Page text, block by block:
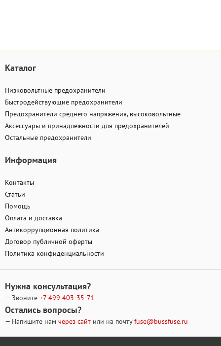
Каталог
Низковольтные предохранители
Быстродействующие предохранители
Предохранители среднего напряжения, высоковольтные
Аксессуары и принадлежности для предохранителей
Остальные предохранители
Информация
Контакты
Статьи
Помощь
Оплата и доставка
Антикоррупционная политика
Договор публичной оферты
Политика конфиденциальности
Нужна консультация?
— Звоните +7 499 403-35-71
Остались вопросы?
— Напишите нам через сайт или на почтуfuse@bussfuse.ru